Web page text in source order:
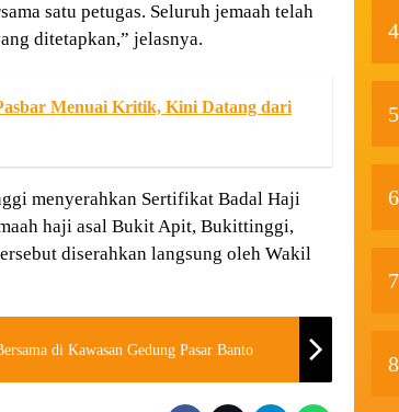
satu petugas. Seluruh jemaah telah
ditetapkan,” jelasnya.
Menuai Kritik, Kini Datang dari
menyerahkan Sertifikat Badal Haji
haji asal Bukit Apit, Bukittinggi,
diserahkan langsung oleh Wakil
Wako Ramlan Pimpin Pelaksanaan Gotong Royong Bersama di Kawasan Gedung Pasar Banto
4
5
6
7
8